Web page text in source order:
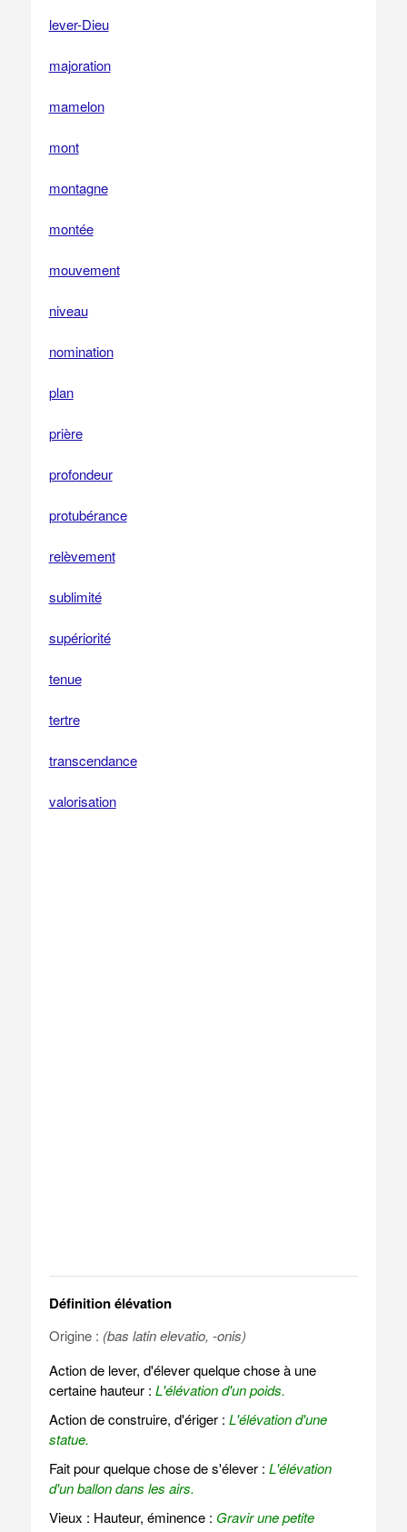
lever-Dieu
majoration
mamelon
mont
montagne
montée
mouvement
niveau
nomination
plan
prière
profondeur
protubérance
relèvement
sublimité
supériorité
tenue
tertre
transcendance
valorisation
Définition élévation
Origine : (bas latin elevatio, -onis)
Action de lever, d'élever quelque chose à une
certaine hauteur : L'élévation d'un poids.
Action de construire, d'ériger : L'élévation d'une
statue.
Fait pour quelque chose de s'élever : L'élévation
d'un ballon dans les airs.
Vieux : Hauteur, éminence : Gravir une petite